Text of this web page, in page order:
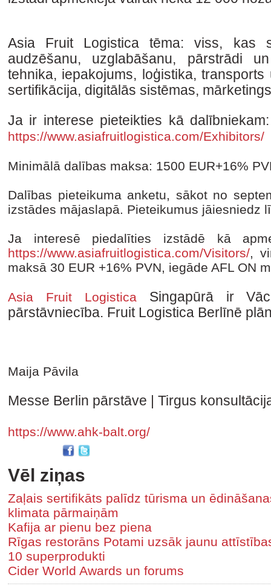
Asia Fruit Logistica tēma: viss, kas
audzēšanu, uzglabāšanu, pārstrādi
tehnika, iepakojums, loģistika,
sertifikācija, digitālās sistēmas,
Ja ir interese pieteikties kā
https://www.asiafruitlogistica.com/Exhibitors/
Minimālā dalības maksa: 1500 EUR+16%
Dalības pieteikuma anketu, sākot no
izstādes mājaslapā. Pieteikumus jāiesniedz
Ja interesē piedalīties izstādē kā
https://www.asiafruitlogistica.com/Visitors/,
maksā 30 EUR +16% PVN, iegāde AFL ON
Asia Fruit LogisticaSingapūrā ir
pārstāvniecība. Fruit Logistica Berlīnē
Maija Pāvila
Messe Berlin pārstāve | Tirgus
https://www.ahk-balt.org/
Vēl ziņas
Zaļais sertifikāts palīdz tūrisma un
klimata pārmaiņām
Kafija ar pienu bez piena
Rīgas restorāns Potami uzsāk jaunu
10 superprodukti
Cider World Awards un forums